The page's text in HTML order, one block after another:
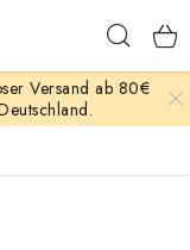
Versand ab 80€